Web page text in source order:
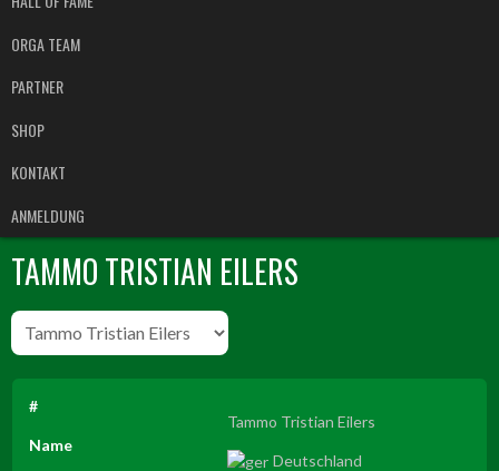
ORGA TEAM
PARTNER
SHOP
KONTAKT
ANMELDUNG
TAMMO TRISTIAN EILERS
#
Name
Tammo Tristian Eilers
Deutschland